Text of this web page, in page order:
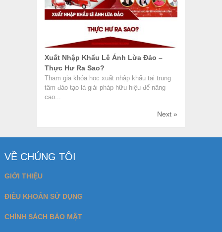
Xuất Nhập Khẩu Lê Ánh Lừa Đảo –
Thực Hư Ra Sao?
Tham gia khóa học xuất nhập khẩu tại trung
tâm đào tạo là giải pháp hữu hiệu để nâng
cao...
Next »
VỀ CHÚNG TÔI
GIỚI THIỆU
ĐIỀU KHOẢN SỬ DỤNG
CHÍNH SÁCH BẢO MẬT